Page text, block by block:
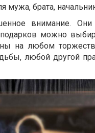
брата,
внимание. Они
можно
на любом
любой другой